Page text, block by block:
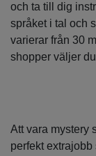
och ta till dig
språket i tal och
varierar från 30
shopper väljer
Att vara mystery
perfekt